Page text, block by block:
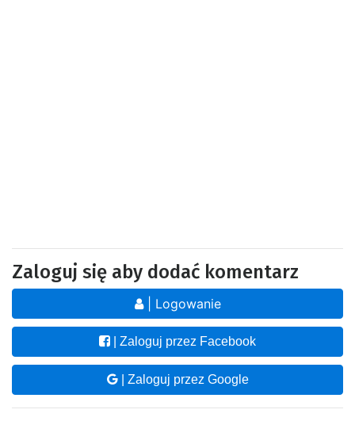
Zaloguj się aby dodać komentarz
| Logowanie
| Zaloguj przez Facebook
| Zaloguj przez Google